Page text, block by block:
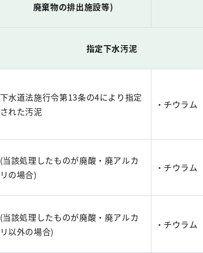
廃棄物の排出施設等)
指定下水汚泥
下水道法施行令第13条の4により指定
された汚泥
・チウラム
(当該処理したものが廃酸・廃アルカ
リの場合)
・チウラム
(当該処理したものが廃酸・廃アルカ
リ以外の場合)
・チウラム